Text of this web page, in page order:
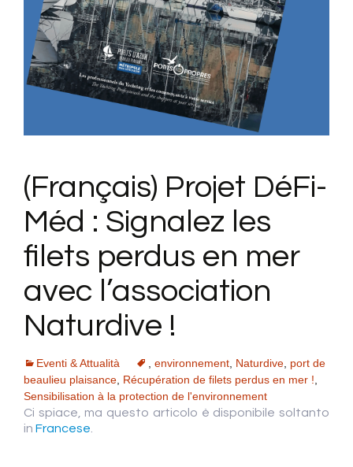
(Français) Projet DéFi-
Méd : Signalez les
filets perdus en mer
avec l’association
Naturdive !
Eventi & Attualità environnement Naturdive port de
beaulieu plaisance Récupération de filets perdus en mer !
Sensibilisation à la protection de l'environnement
Ci spiace, ma questo articolo è disponibile soltanto
in Francese